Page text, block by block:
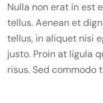
Nulla non erat in est
tellus. Aenean et
tellus, in aliquet nisi
justo. Proin at ligula
risus. Sed commodo